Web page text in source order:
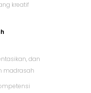
kreatif
dan
madrasah